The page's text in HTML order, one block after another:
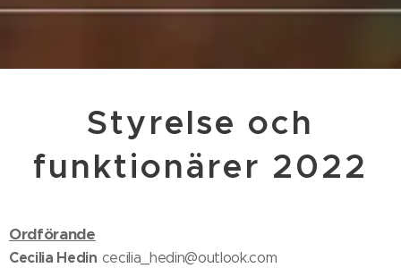
Styrelse och
funktionärer 2022
Ordförande
Cecilia Hedin cecilia_hedin@outlook.com